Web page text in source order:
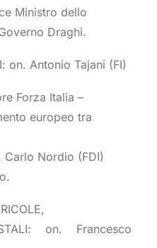
Ministro dello
Draghi.
on. Antonio Tajani (FI)
Forza Italia –
europeo tra
Carlo Nordio (FDI)
on. Francesco